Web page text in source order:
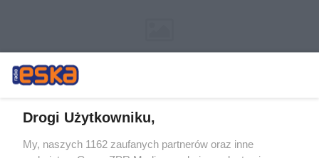
Żaden utwór zamieszczony w serwisie nie może być powielany i
Drogi Użytkowniku,
My, naszych 1162 zaufanych partnerów oraz inne